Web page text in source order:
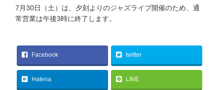
7月30日（土）は、夕刻よりのジャズライブ開催のため、通
常営業は午後3時に終了します。
Facebook twitter
Hatena LINE